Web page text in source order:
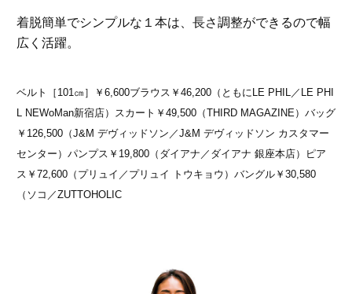
着脱簡単でシンプルな１本は、長さ調整ができるので幅
広く活躍。
ベルト［101㎝］￥6,600ブラウス￥46,200（ともにLE PHIL／LE PHI
L NEWoMan新宿店）スカート￥49,500（THIRD MAGAZINE）バッグ
￥126,500（J&M デヴィッドソン／J&M デヴィッドソン カスタマー
センター）パンプス￥19,800（ダイアナ／ダイアナ 銀座本店）ピア
ス￥72,600（プリュイ／プリュイ トウキョウ）バングル￥30,580
（ソコ／ZUTTOHOLIC